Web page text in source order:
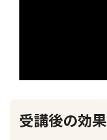
受講後の効果